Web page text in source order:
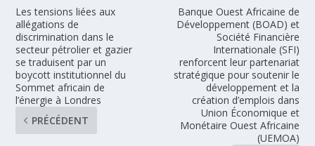
Les tensions liées aux
allégations de
discrimination dans le
secteur pétrolier et gazier
se traduisent par un
boycott institutionnel du
Sommet africain de
l’énergie à Londres
PRÉCÉDENT
Banque Ouest Africaine de
Développement (BOAD) et
Société Financière
Internationale (SFI)
renforcent leur partenariat
stratégique pour soutenir le
développement et la
création d’emplois dans
Union Économique et
Monétaire Ouest Africaine
(UEMOA)